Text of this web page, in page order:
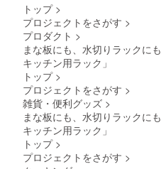
トップ >
プロジェクトをさがす >
プロダクト >
まな板にも、水切りラックに
キッチン用ラック」
トップ >
プロジェクトをさがす >
雑貨・便利グッズ >
まな板にも、水切りラックに
キッチン用ラック」
トップ >
プロジェクトをさがす >